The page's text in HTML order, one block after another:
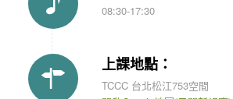
08:30-17:30
上課地點：
TCCC 台北松江753空間